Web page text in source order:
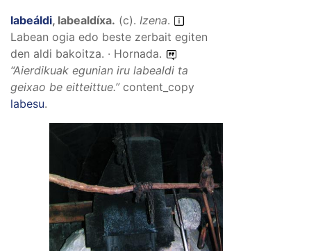
labeáldi, labealdíxa. (c). Izena.
Labean ogia edo beste zerbait egiten
den aldi bakoitza. · Hornada.
“Aierdikuak egunian iru labealdi ta
geixao be eitteittue.” content_copy
labesu.